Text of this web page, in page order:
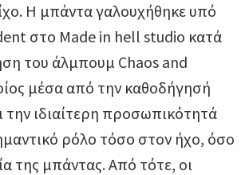
Η μπάντα γαλουχήθηκε υπό
στο Μade in hell studio κατά
του άλμπουμ Chaos and
μέσα από την καθοδήγησή
την ιδιαίτερη προσωπικότητά
ρόλο τόσο στον ήχο, όσο
της μπάντας. Από τότε, οι